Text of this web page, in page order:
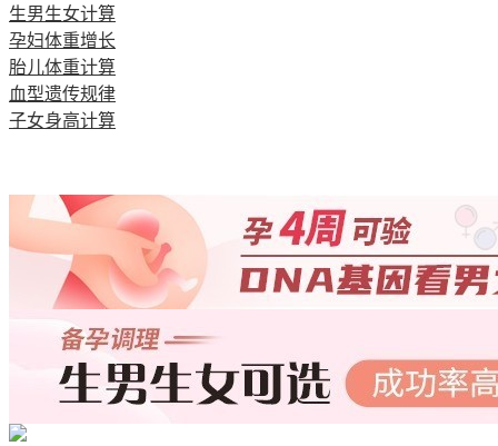
生男生女计算
孕妇体重增长
胎儿体重计算
血型遗传规律
子女身高计算